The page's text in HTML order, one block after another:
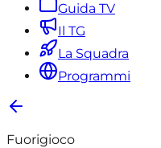
Guida TV
Il TG
La Squadra
Programmi
Fuorigioco